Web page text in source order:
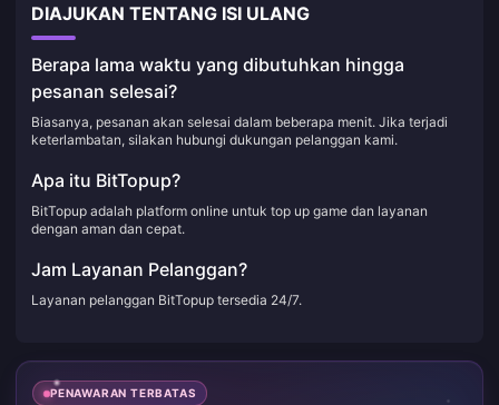
DIAJUKAN TENTANG ISI ULANG
Berapa lama waktu yang dibutuhkan hingga
pesanan selesai?
Biasanya, pesanan akan selesai dalam beberapa menit. Jika terjadi
keterlambatan, silakan hubungi dukungan pelanggan kami.
Apa itu BitTopup?
BitTopup adalah platform online untuk top up game dan layanan
dengan aman dan cepat.
Jam Layanan Pelanggan?
Layanan pelanggan BitTopup tersedia 24/7.
PENAWARAN TERBATAS